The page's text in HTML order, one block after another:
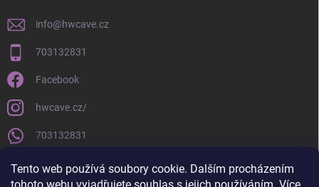
Tento web používá soubory cookie. Dalším procházením
info@hwcave.cz
703132831
Facebook
hwcave.cz/
703132831
https://www.youtube.com/@hardwarecave998